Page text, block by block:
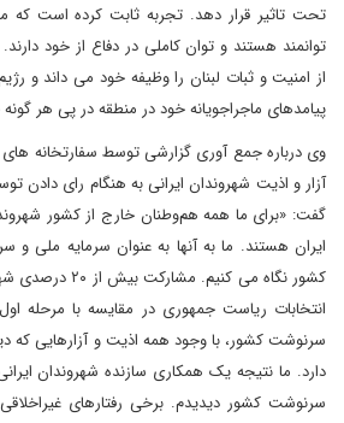
تحت تاثیر قرار دهد. تجربه ثابت کرده است که
توانمند هستند و توان کاملی در دفاع از خود
از امنیت و ثبات لبنان را وظیفه خود می داند و
پیامدهای ماجراجویانه خود در منطقه در پی هر گونه
وی درباره جمع آوری گزارشی توسط سفارتخانه
آزار و اذیت شهروندان ایرانی به هنگام رای دادن
گفت: «برای ما همه هم‌وطنان خارج از کشور
ایران هستند. ما به آنها به عنوان سرمایه ملی و
کشور نگاه می کنیم.
انتخابات ریاست جمهوری در مقایسه با مرحله
سرنوشت کشور، با وجود همه اذیت و آزارهایی که
دارد. ما نتیجه یک همکاری سازنده شهروندان
سرنوشت کشور دیدیدم. برخی رفتارهای